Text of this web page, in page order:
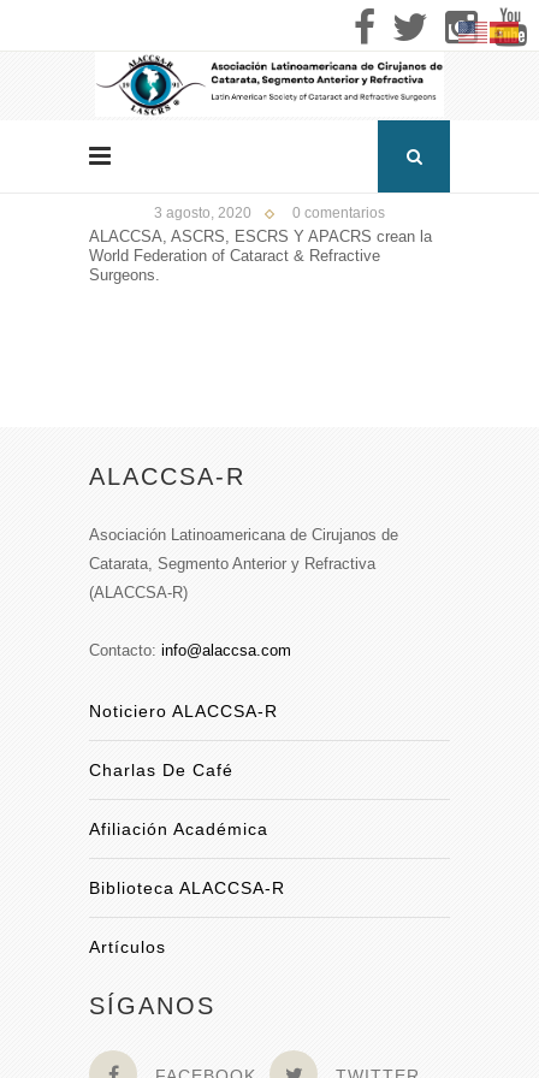
3 agosto, 2020 0 comentarios
ALACCSA, ASCRS, ESCRS Y APACRS crean la
World Federation of Cataract & Refractive
Surgeons.
ALACCSA-R
Asociación Latinoamericana de Cirujanos de
Catarata, Segmento Anterior y Refractiva
(ALACCSA-R)
Contacto: info@alaccsa.com
Noticiero ALACCSA-R
Charlas De Café
Afiliación Académica
Biblioteca ALACCSA-R
Artículos
SÍGANOS